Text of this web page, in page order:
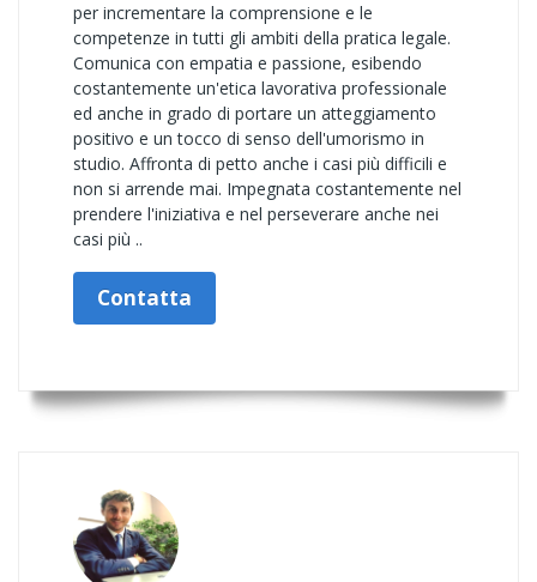
per incrementare la comprensione e le
competenze in tutti gli ambiti della pratica legale.
Comunica con empatia e passione, esibendo
costantemente un'etica lavorativa professionale
ed anche in grado di portare un atteggiamento
positivo e un tocco di senso dell'umorismo in
studio. Affronta di petto anche i casi più difficili e
non si arrende mai. Impegnata costantemente nel
prendere l'iniziativa e nel perseverare anche nei
casi più ..
Contatta